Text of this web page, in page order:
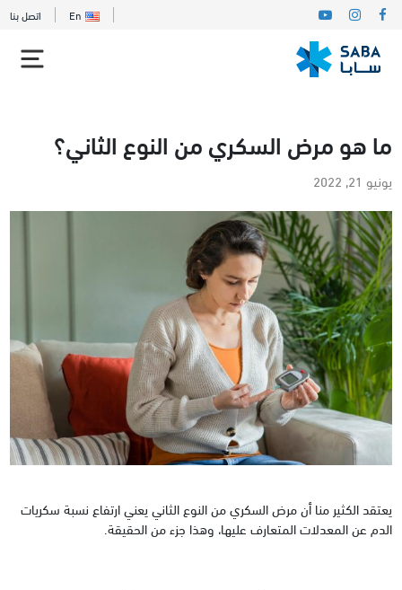
En اتصل بنا
ما هو مرض السكري من النوع الثاني؟
يونيو 21, 2022
يعتقد الكثير منا أن مرض السكري من النوع الثاني يعني ارتفاع نسبة سكريات
الدم عن المعدلات المتعارف عليها، وهذا جزء من الحقيقة.